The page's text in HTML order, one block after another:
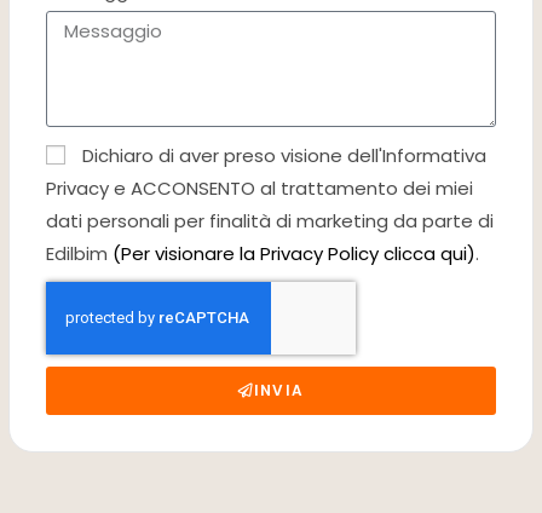
Dichiaro di aver preso visione dell'Informativa
Privacy e ACCONSENTO al trattamento dei miei
dati personali per finalità di marketing da parte di
Edilbim (Per visionare la Privacy Policy clicca qui).
INVIA